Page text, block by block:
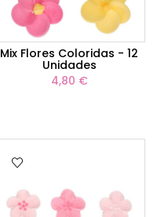
Mix Flores Coloridas - 12
Unidades
4,80 €